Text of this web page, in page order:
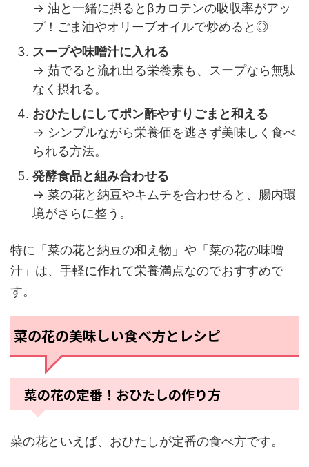
→ 油と一緒に摂るとβカロテンの吸収率がアッ
プ！ごま油やオリーブオイルで炒めると◎
スープや味噌汁に入れる
→ 茹でると流れ出る栄養素も、スープなら無駄
なく摂れる。
おひたしにしてポン酢やすりごまと和える
→ シンプルながら栄養価を逃さず美味しく食べ
られる方法。
発酵食品と組み合わせる
→ 菜の花と納豆やキムチを合わせると、腸内環
境がさらに整う。
特に「菜の花と納豆の和え物」や「菜の花の味噌
汁」は、手軽に作れて栄養満点なのでおすすめで
す。
菜の花の美味しい食べ方とレシピ
菜の花の定番！おひたしの作り方
菜の花といえば、おひたしが定番の食べ方です。